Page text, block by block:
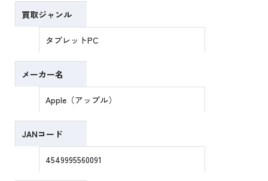
買取ジャンル
タブレットPC
メーカー名
Apple（アップル）
JANコード
4549995560091